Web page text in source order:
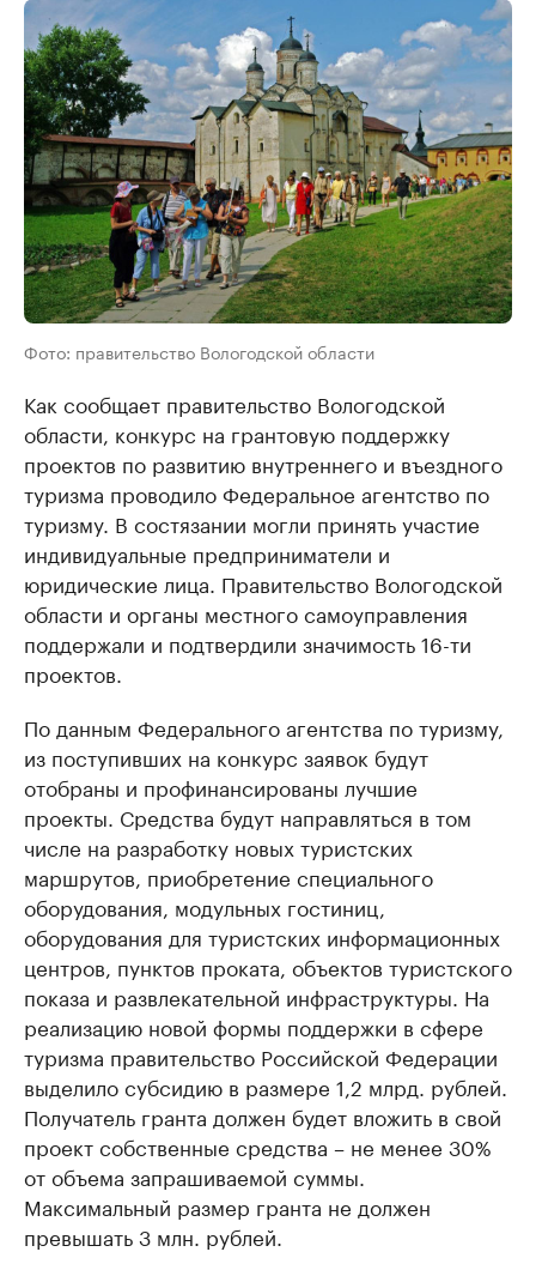
Фото: правительство Вологодской области
Как сообщает правительство Вологодской
области, конкурс на грантовую поддержку
проектов по развитию внутреннего и въездного
туризма проводило Федеральное агентство по
туризму. В состязании могли принять участие
индивидуальные предприниматели и
юридические лица. Правительство Вологодской
области и органы местного самоуправления
поддержали и подтвердили значимость 16-ти
проектов.
По данным Федерального агентства по туризму,
из поступивших на конкурс заявок будут
отобраны и профинансированы лучшие
проекты. Средства будут направляться в том
числе на разработку новых туристских
маршрутов, приобретение специального
оборудования, модульных гостиниц,
оборудования для туристских информационных
центров, пунктов проката, объектов туристского
показа и развлекательной инфраструктуры. На
реализацию новой формы поддержки в сфере
туризма правительство Российской Федерации
выделило субсидию в размере 1,2 млрд. рублей.
Получатель гранта должен будет вложить в свой
проект собственные средства – не менее 30%
от объема запрашиваемой суммы.
Максимальный размер гранта не должен
превышать 3 млн. рублей.